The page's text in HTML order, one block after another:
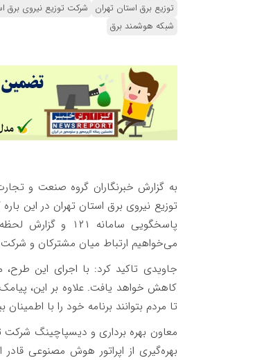
توزیع برق استان تهران
شرکت توزیع نیروی برق
شبکه هوشمند برق
به گزارش خبرنگاران گروه صنعت و
توزیع نیروی برق استان تهران در این
پاسخگویی
می‌خواهیم ارتباط میان مشترکان و
کاهش خواهد یافت. علاوه بر این،
تا مردم بتوانند برنامه خود را با
️معاون بهره برداری و دیسپاچینگ شرکت
بهره‌گیری از اپراتور هوش مصنوعی